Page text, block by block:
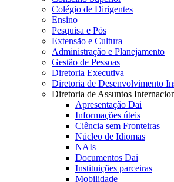
Colégio de Dirigentes
Ensino
Pesquisa e Pós
Extensão e Cultura
Administração e Planejamento
Gestão de Pessoas
Diretoria Executiva
Diretoria de Desenvolvimento
Diretoria de Assuntos
Apresentação Dai
Informações úteis
Ciência sem Fronteiras
Núcleo de Idiomas
NAIs
Documentos Dai
Instituições parceiras
Mobilidade